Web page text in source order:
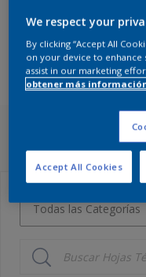
seleccionar otros
HT
HOJAS
Todas las Categorías
Acabado bicapa
We respect your
By clicking “Accept All
on your device to enhance
assist in our marketing
obtener más
Accept All Cookies